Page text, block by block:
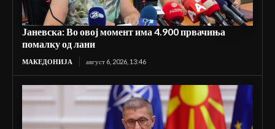
Јаневска: Во овој момент има 4.900 првачиња
помалку од лани
МАКЕДОНИЈА август 6, 2026, 13:46